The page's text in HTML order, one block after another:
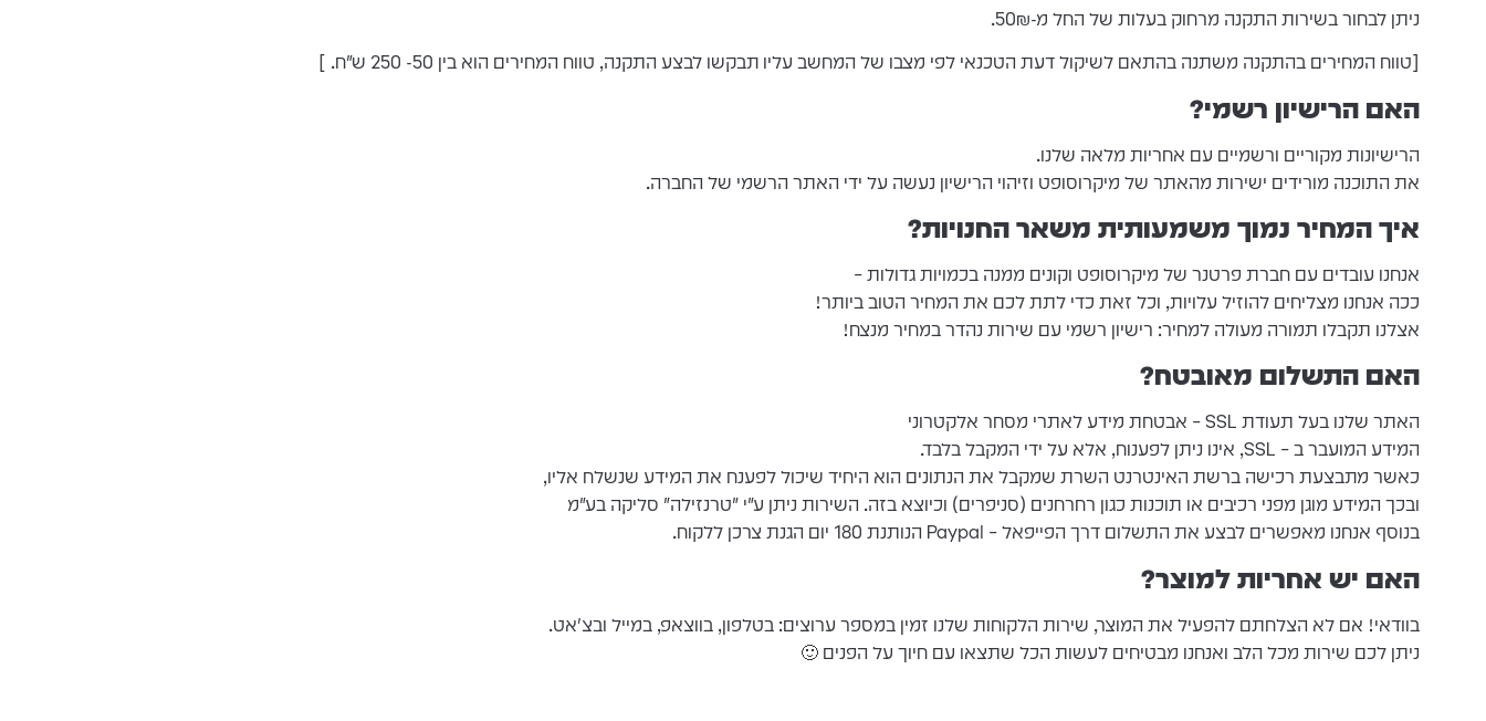
ניתן לבחור בשירות התקנה מרחוק בעלות של החל מ-50₪.
[טווח המחירים בהתקנה משתנה בהתאם לשיקול דעת הטכנאי לפי מצבו של המחשב עליו תבקשו לבצע התקנה, טווח המחירים הוא בין 50- 250 ש"ח. ]
האם הרישיון רשמי?
הרישיונות מקוריים ורשמיים עם אחריות מלאה שלנו.
את התוכנה מורידים ישירות מהאתר של מיקרוסופט וזיהוי הרישיון נעשה על ידי האתר הרשמי של החברה.
איך המחיר נמוך משמעותית משאר החנויות?
אנחנו עובדים עם חברת פרטנר של מיקרוסופט וקונים ממנה בכמויות גדולות –
ככה אנחנו מצליחים להוזיל עלויות, וכל זאת כדי לתת לכם את המחיר הטוב ביותר!
אצלנו תקבלו תמורה מעולה למחיר: רישיון רשמי עם שירות נהדר במחיר מנצח!
האם התשלום מאובטח?
האתר שלנו בעל תעודת SSL – אבטחת מידע לאתרי מסחר אלקטרוני
המידע המועבר ב – SSL, אינו ניתן לפענוח, אלא על ידי המקבל בלבד.
כאשר מתבצעת רכישה ברשת האינטרנט השרת שמקבל את הנתונים הוא היחיד שיכול לפענח את המידע שנשלח אליו,
ובכך המידע מוגן מפני רכיבים או תוכנות כגון רחרחנים (סניפרים) וכיוצא בזה. השירות ניתן ע"י "טרנזילה" סליקה בע"מ
בנוסף אנחנו מאפשרים לבצע את התשלום דרך הפייפאל – Paypal הנותנת 180 יום הגנת צרכן ללקוח.
האם יש אחריות למוצר?
בוודאי! אם לא הצלחתם להפעיל את המוצר, שירות הלקוחות שלנו זמין במספר ערוצים: בטלפון, בווצאפ, במייל ובצ'אט.
ניתן לכם שירות מכל הלב ואנחנו מבטיחים לעשות הכל שתצאו עם חיוך על הפנים 🙂